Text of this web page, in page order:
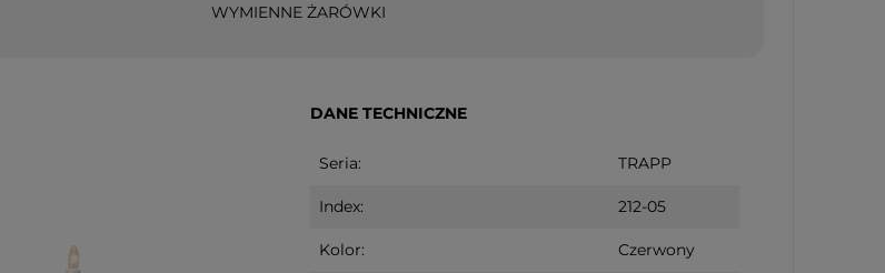
WYMIENNE ŻARÓWKI
DANE TECHNICZNE
Seria: TRAPP
Index: 212-05
Kolor: Czerwony